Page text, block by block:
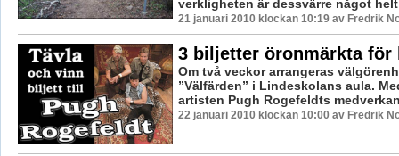
verkligheten är dessvärre något
21 januari 2010 klockan 10:19 av Fredrik
3 biljetter öronmärkta för
Om två veckor arrangeras
”Välfärden” i Lindeskolans aula.
artisten Pugh Rogefeldts
22 januari 2010 klockan 10:00 av Fredrik